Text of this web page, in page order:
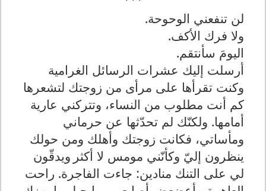
لن تنفعني الوحوحة.
ولا فرك الأكف.
اليومَ سأنتقم.
أرسلت إليك عشرات الرسائل الغرامية
وكنت تقرأها على مرأى من زوجتك لتشعرها
كم أنت مطلوب من النساء، وتتركني عارية
أمامها. ولكنّك لم تحدّثها عن حرماني
ومأساتي، فكانت زوجتك وأهلك ومن حولك
ينظرون إليّ وكأنّني مومس لا أكثر ويدقّون
لي على التنك منادين: جاءت الفاجرة. راحت